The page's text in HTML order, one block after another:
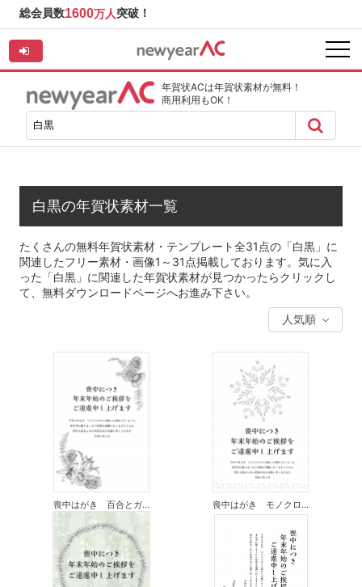
総会員数1600万人突破！
年賀状ACは年賀状素材が無料！
商用利用もOK！
白黒の年賀状素材一覧
たくさんの無料年賀状素材・テンプレート全31点の「白黒」に
関連したフリー素材・画像1～31点掲載しております。気に入
った「白黒」に関連した年賀状素材が見つかったらクリックし
て、無料ダウンロードページへお進み下さい。
喪中はがき 百合とガ... 喪中はがき モノクロ...